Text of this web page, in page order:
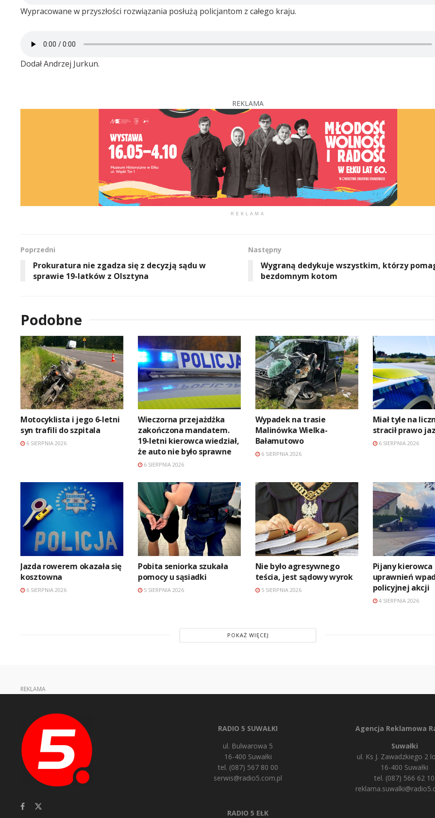
Wypracowane w przyszłości rozwiązania posłużą policjantom z całego kraju.
Dodał Andrzej Jurkun.
REKLAMA
REKLAMA
Poprzedni
Prokuratura nie zgadza się z decyzją sądu w
sprawie 19-latków z Olsztyna
Następny
Wygraną dedykuje wszystkim, którzy
bezdomnym kotom
Podobne
Motocyklista i jego 6-letni
syn trafili do szpitala
6 SIERPNIA 2026
Wieczorna przejażdżka
zakończona mandatem.
19-letni kierowca wiedział,
że auto nie było sprawne
6 SIERPNIA 2026
Wypadek na trasie
Malinówka Wielka-
Bałamutowo
6 SIERPNIA 2026
Miał tyle na
stracił prawo
6 SIERPNIA 2026
Jazda rowerem okazała się
kosztowna
6 SIERPNIA 2026
Pobita seniorka szukała
pomocy u sąsiadki
5 SIERPNIA 2026
Nie było agresywnego
teścia, jest sądowy wyrok
5 SIERPNIA 2026
Pijany kierowca
uprawnień
policyjnej akcji
4 SIERPNIA 2026
POKAŻ WIĘCEJ
REKLAMA
RADIO 5 SUWAŁKI
ul. Bulwarowa 5
16-400 Suwałki
tel. (087) 567 80 00
serwis@radio5.com.pl
RADIO 5 EŁK
Agencja Reklamowa
Suwałki
ul. Ks J. Zawadzkiego 2
16-400 Suwałki
tel. (087) 566 62 10